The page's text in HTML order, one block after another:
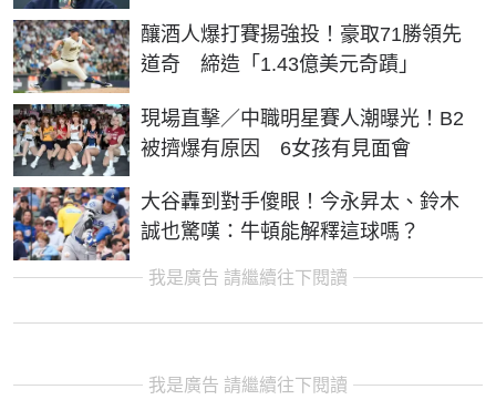
釀酒人爆打賽揚強投！豪取71勝領先
道奇 締造「1.43億美元奇蹟」
現場直擊／中職明星賽人潮曝光！B2
被擠爆有原因 6女孩有見面會
大谷轟到對手傻眼！今永昇太、鈴木
誠也驚嘆：牛頓能解釋這球嗎？
我是廣告 請繼續往下閱讀
我是廣告 請繼續往下閱讀